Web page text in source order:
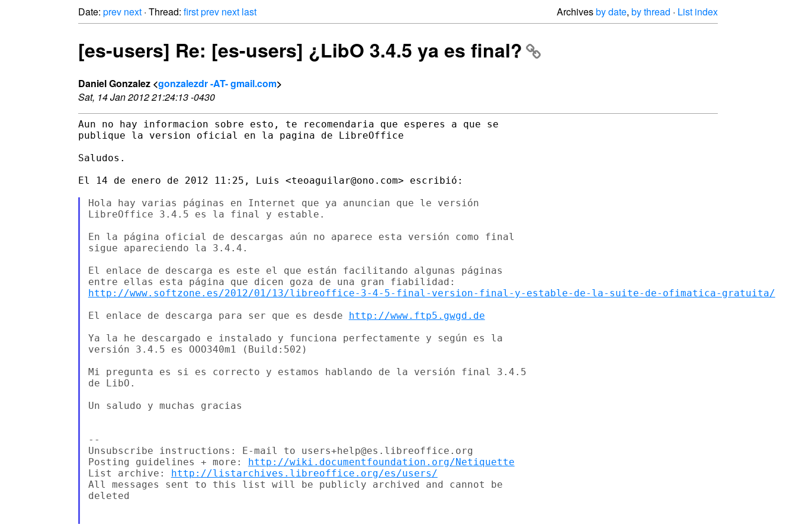
Date: prev next · Thread: firstprev next last Archivesby date, by thread · List index
[es-users] Re: [es-users] ¿LibO 3.4.5 ya es final?
Daniel Gonzalez <gonzalezdr -AT- gmail.com>
Sat, 14 Jan 2012 21:24:13 -0430
Aun no hay informacion sobre esto, te recomendaria que esperes a que se
publique la version oficial en la pagina de LibreOffice
Saludos.
El 14 de enero de 2012 11:25, Luis <teoaguilar@ono.com> escribió:
Hola hay varias páginas en Internet que ya anuncian que le versión
LibreOffice 3.4.5 es la final y estable.
En la página oficial de descargas aún no aparece esta versión como final
sigue apareciendo la 3.4.4.
El enlace de descarga es este el que están facilitando algunas páginas
http://www.softzone.es/2012/01/13/libreoffice-3-4-5-final-version-final-y-estable-de-la-suite-de-ofimatica-gratuita/
El enlace de descarga para ser que es desde http://www.ftp5.gwgd.de
Ya la he descargado e instalado y funciona perfectamente y según es la
versión 3.4.5 es OOO340m1 (Build:502)
Mi pregunta es si es correcto y estamos hablando de la versión final 3.4.5
de LibO.
Un saludo y muchas gracias
--
Unsubscribe instructions: E-mail to users+help@es.libreoffice.org
Posting guidelines + more: http://wiki.documentfoundation.org/Netiquette
List archive: http://listarchives.libreoffice.org/es/users/
All messages sent to this list will be publicly archived and cannot be
deleted